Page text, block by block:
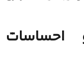
احساسات